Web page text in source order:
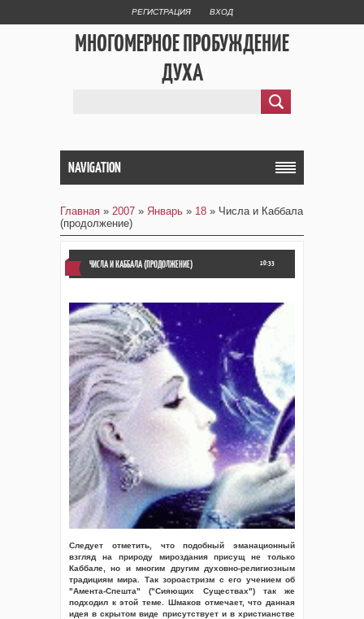
РЕГИСТРАЦИЯ ВХОД
МНОГОМЕРНОЕ ПРОБУЖДЕНИЕ
ДУХА
NAVIGATION
Главная » 2007 » Январь » 18 » Числа и Каббала
(продолжение)
10:33
ЧИСЛА И КАББАЛА (ПРОДОЛЖЕНИЕ)
Следует отметить, что подобный эманационный
взгляд на природу мироздания присущ не только
Каббале, но и многим другим духовно-религиозным
традициям мира. Так зороастризм с его учением об
"Амента-Спешта" ("Сияющих Существах") так же
подходил к этой теме. Шмаков отмечает, что данная
идея в скрытом виде присутствует и в христианстве